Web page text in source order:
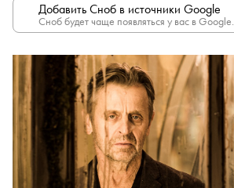
Добавить Сноб в источники Google
Сноб будет чаще появляться у вас в Google.